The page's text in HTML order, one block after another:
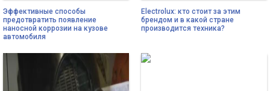
Эффективные способы
предотвратить появление
наносной коррозии на кузове
автомобиля
Electrolux: кто стоит за этим
брендом и в какой стране
производится техника?